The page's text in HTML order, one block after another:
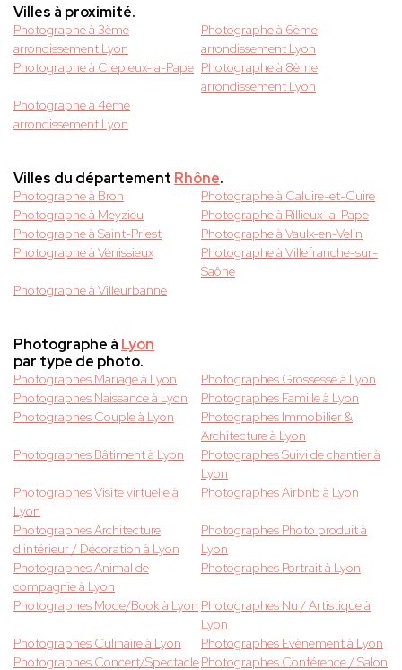
Villes à proximité.
Photographe à 3ème
arrondissement Lyon
Photographe à 6ème
arrondissement Lyon
Photographe à Crepieux-la-Pape Photographe à 8ème
arrondissement Lyon
Photographe à 4ème
arrondissement Lyon
Villes du département Rhône.
Photographe à Bron
Photographe à Caluire-et-Cuire
Photographe à Meyzieu
Photographe à Rillieux-la-Pape
Photographe à Saint-Priest
Photographe à Vaulx-en-Velin
Photographe à Vénissieux
Photographe à Villefranche-sur-
Saône
Photographe à Villeurbanne
Photographe à Lyon
par type de photo.
Photographes Mariage à Lyon
Photographes Grossesse à Lyon
Photographes Naissance à Lyon
Photographes Famille à Lyon
Photographes Couple à Lyon
Photographes Immobilier &
Architecture à Lyon
Photographes Bâtiment à Lyon
Photographes Suivi de chantier à
Lyon
Photographes Visite virtuelle à
Lyon
Photographes Airbnb à Lyon
Photographes Architecture
d'intérieur / Décoration à Lyon
Photographes Photo produit à
Lyon
Photographes Animal de
compagnie à Lyon
Photographes Portrait à Lyon
Photographes Mode/Book à Lyon Photographes Nu / Artistique à
Lyon
Photographes Culinaire à Lyon
Photographes Evènement à Lyon
Photographes Concert/SpectaclePhotographes Conférence / Salon